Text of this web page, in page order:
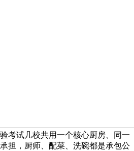
考试几校共用一个核心厨房、同一
担，厨师、配菜、洗碗都是承包公